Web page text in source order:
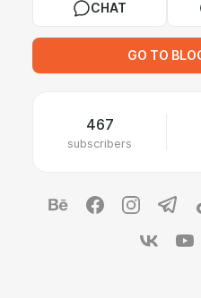
CHAT
GO TO
467
subscribers